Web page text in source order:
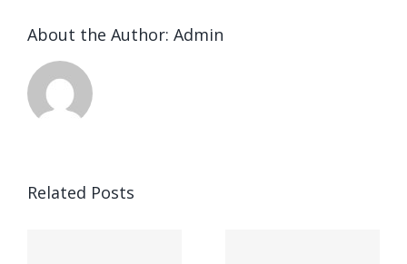
About the Author: Admin
Related Posts